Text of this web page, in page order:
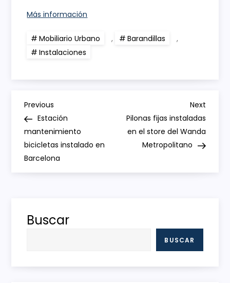
Más información
Mobiliario Urbano , Barandillas
,
Instalaciones
N
a
v
a
Previous
Post
Previous
Estación
mantenimiento
bicicletas instalado en
Barcelona
Next
Post
Next
Pilonas fijas instaladas
en el store del Wanda
Metropolitano
Buscar
BUSCAR